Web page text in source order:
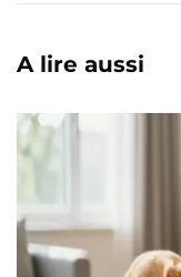
A lire aussi